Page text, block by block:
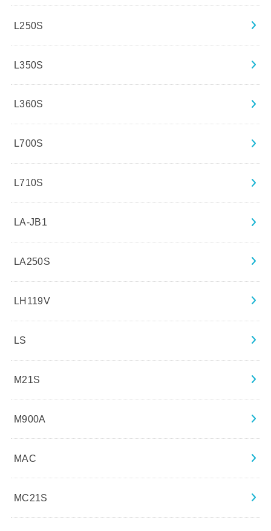
L250S
L350S
L360S
L700S
L710S
LA-JB1
LA250S
LH119V
LS
M21S
M900A
MAC
MC21S